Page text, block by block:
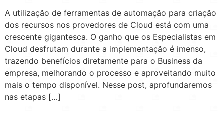
A utilização de ferramentas de automação para criação
dos recursos nos provedores de Cloud está com uma
crescente gigantesca. O ganho que os Especialistas em
Cloud desfrutam durante a implementação é imenso,
trazendo benefícios diretamente para o Business da
empresa, melhorando o processo e aproveitando muito
mais o tempo disponível. Nesse post, aprofundaremos
nas etapas […]